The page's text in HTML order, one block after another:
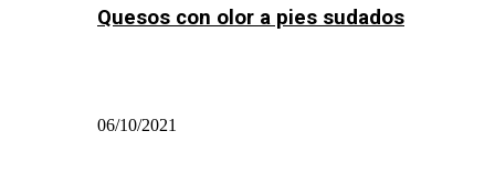
Quesos con olor a pies sudados
06/10/2021